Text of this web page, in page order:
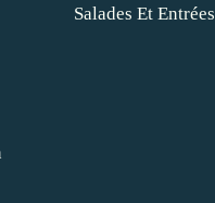
Salades Et Entrées